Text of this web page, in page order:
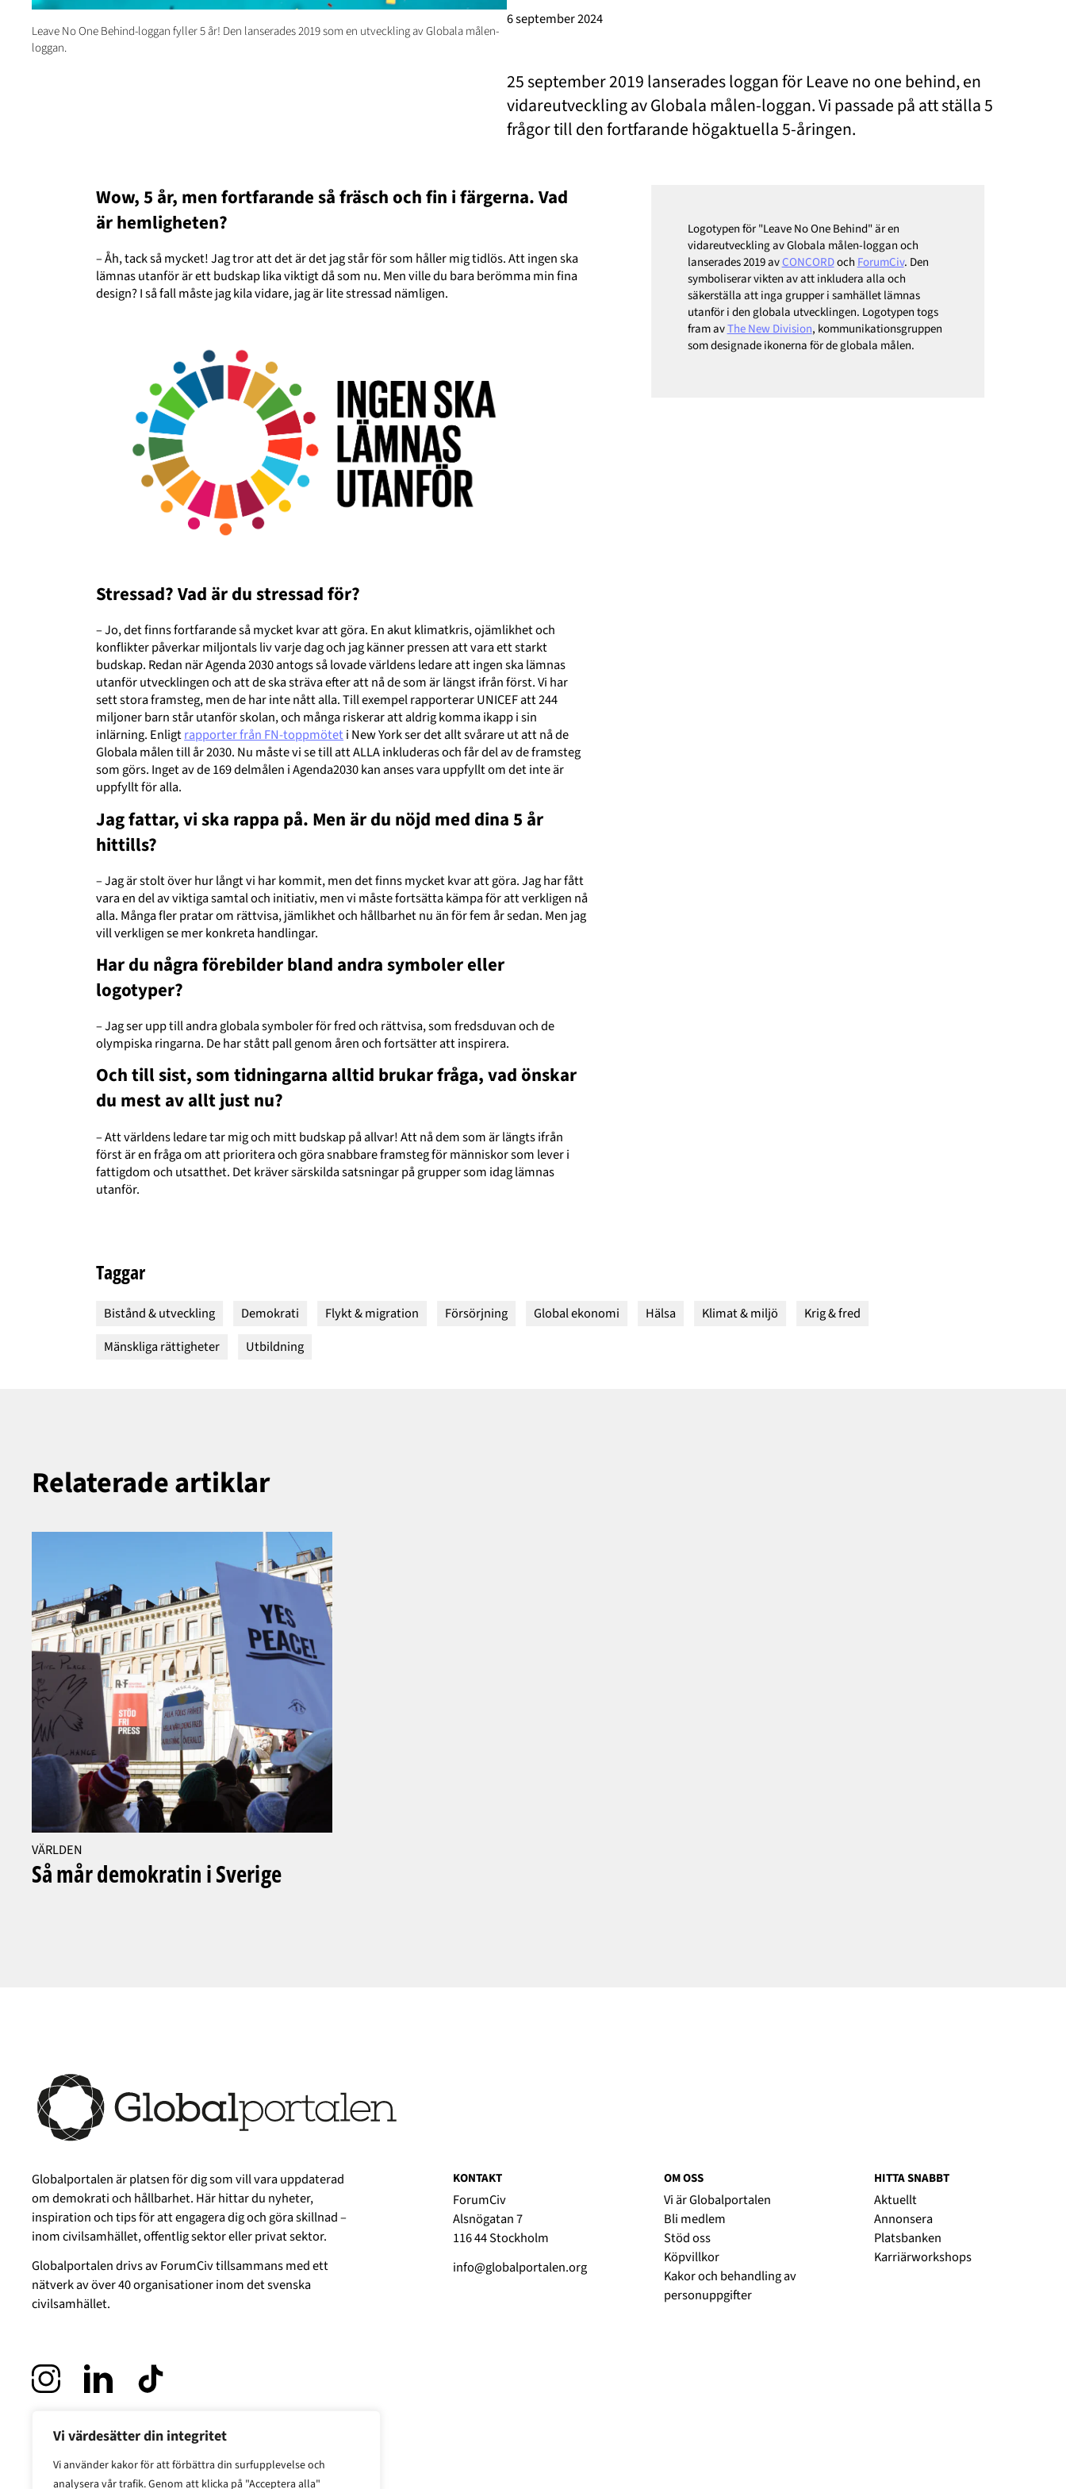
Vi värdesätter din integritet
Vi använder kakor för att förbättra din surfupplevelse och
analysera vår trafik. Genom att klicka på "Acceptera alla"
Leave No One Behind-loggan fyller 5 år! Den lanserades 2019 som en utveckling av Globala målen-
loggan.
6 september 2024
25 september 2019 lanserades loggan för Leave no one behind, en
vidareutveckling av Globala målen-loggan. Vi passade på att ställa 5
frågor till den fortfarande högaktuella 5-åringen.
Wow, 5 år, men fortfarande så fräsch och fin i färgerna. Vad
är hemligheten?
– Åh, tack så mycket! Jag tror att det är det jag står för som håller mig tidlös. Att ingen ska
lämnas utanför är ett budskap lika viktigt då som nu. Men ville du bara berömma min fina
design? I så fall måste jag kila vidare, jag är lite stressad nämligen.
Stressad? Vad är du stressad för?
– Jo, det finns fortfarande så mycket kvar att göra. En akut klimatkris, ojämlikhet och
konflikter påverkar miljontals liv varje dag och jag känner pressen att vara ett starkt
budskap. Redan när Agenda 2030 antogs så lovade världens ledare att ingen ska lämnas
utanför utvecklingen och att de ska sträva efter att nå de som är längst ifrån först. Vi har
sett stora framsteg, men de har inte nått alla. Till exempel rapporterar UNICEF att 244
miljoner barn står utanför skolan, och många riskerar att aldrig komma ikapp i sin
inlärning. Enligtrapporter från FN-toppmöteti New York ser det allt svårare ut att nå de
Globala målen till år 2030. Nu måste vi se till att ALLA inkluderas och får del av de framsteg
som görs. Inget av de 169 delmålen i Agenda2030 kan anses vara uppfyllt om det inte är
uppfyllt för alla.
Jag fattar, vi ska rappa på. Men är du nöjd med dina 5 år
hittills?
– Jag är stolt över hur långt vi har kommit, men det finns mycket kvar att göra. Jag har fått
vara en del av viktiga samtal och initiativ, men vi måste fortsätta kämpa för att verkligen nå
alla. Många fler pratar om rättvisa, jämlikhet och hållbarhet nu än för fem år sedan. Men jag
vill verkligen se mer konkreta handlingar.
Har du några förebilder bland andra symboler eller
logotyper?
– Jag ser upp till andra globala symboler för fred och rättvisa, som fredsduvan och de
olympiska ringarna. De har stått pall genom åren och fortsätter att inspirera.
Och till sist, som tidningarna alltid brukar fråga, vad önskar
du mest av allt just nu?
– Att världens ledare tar mig och mitt budskap på allvar! Att nå dem som är längts ifrån
först är en fråga om att prioritera och göra snabbare framsteg för människor som lever i
fattigdom och utsatthet. Det kräver särskilda satsningar på grupper som idag lämnas
utanför.
Logotypen för "Leave No One Behind" är en
vidareutveckling av Globala målen-loggan och
lanserades 2019 avCONCORDochForumCiv. Den
symboliserar vikten av att inkludera alla och
säkerställa att inga grupper i samhället lämnas
utanför i den globala utvecklingen. Logotypen togs
fram avThe New Division, kommunikationsgruppen
som designade ikonerna för de globala målen.
Taggar
Bistånd & utveckling Demokrati Flykt & migration Försörjning Global ekonomi Hälsa Klimat & miljö
Krig & fred
Mänskliga rättigheter
Utbildning
Relaterade artiklar
VÄRLDEN
Så mår demokratin i Sverige
Globalportalen är platsen för dig som vill vara uppdaterad
om demokrati och hållbarhet. Här hittar du nyheter,
inspiration och tips för att engagera dig och göra skillnad –
inom civilsamhället, offentlig sektor eller privat sektor.
Globalportalen drivs avForumCivtillsammans med ett
nätverk av över 40 organisationer inom det svenska
civilsamhället.
KONTAKT
ForumCiv
Alsnögatan 7
116 44 Stockholm
info@globalportalen.org
OM OSS
Vi är Globalportalen
Bli medlem
Stöd oss
Köpvillkor
Kakor och behandling av
personuppgifter
HITTA SNABBT
Aktuellt
Annonsera
Platsbanken
Karriärworkshops